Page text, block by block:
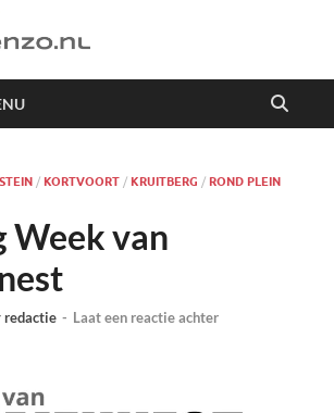
zo
/ KORTVOORT / KRUITBERG / ROND PLEIN
Week van
redactie - Laat een reactie achter